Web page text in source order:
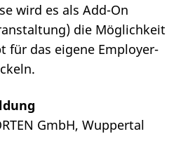
wird es als Add-On
die Möglichkeit
für das eigene Employer-
GmbH, Wuppertal